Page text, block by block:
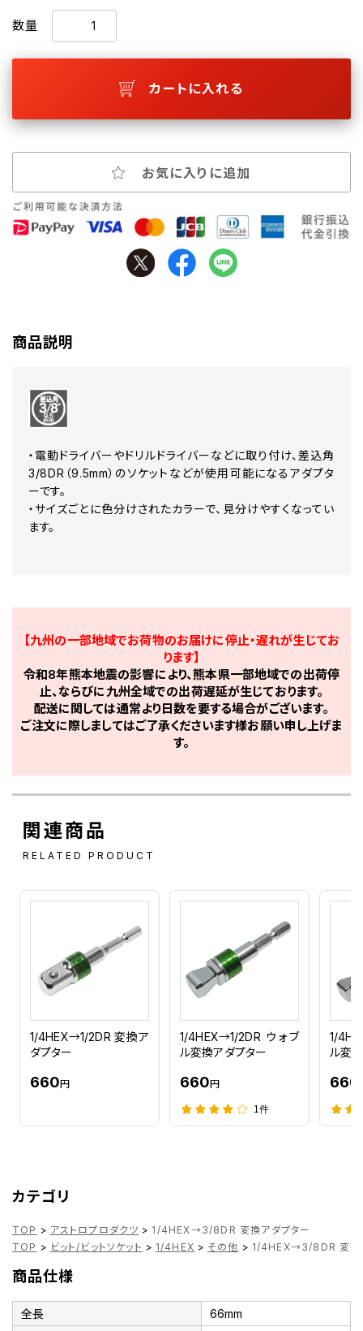
数量
カートに入れる
お気に入りに追加
商品説明
・電動ドライバーやドリルドライバーなどに取り付け、差込角
3/8DR（9.5mm）のソケットなどが使用可能になるアダプタ
ーです。
・サイズごとに色分けされたカラーで、見分けやすくなってい
ます。
【九州の一部地域でお荷物のお届けに停止・遅れが生じてお
ります】
令和8年熊本地震の影響により、熊本県一部地域での出荷停
止、ならびに九州全域での出荷遅延が生じております。
配送に関しては通常より日数を要する場合がございます。
ご注文に際しましてはご了承くださいます様お願い申し上げま
す。
関連商品
RELATED PRODUCT
1/4HEX→1/2DR 変換ア
ダプター
660円
1/4HEX→1/2DR ウォブ
ル変換アダプター
660円
1件
1/
ル変
660
カテゴリ
TOP > アストロプロダクツ > 1/4HEX→3/8DR 変換アダプター
TOP > ビット/ビットソケット > 1/4HEX > その他 > 1/4HEX→3/8DR 変換
商品仕様
全長 66mm